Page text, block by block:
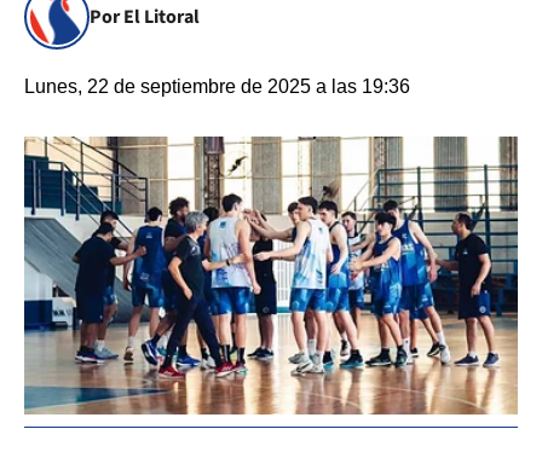
Por El Litoral
Lunes, 22 de septiembre de 2025 a las 19:36